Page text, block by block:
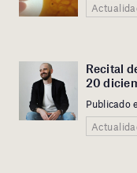
Recital
20
Publicado